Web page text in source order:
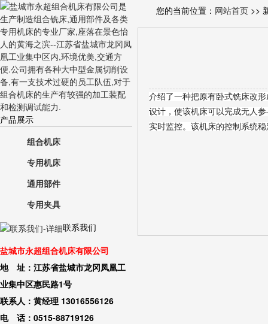
产品展示
组合机床
专用机床
通用部件
专用夹具
联系我们
盐城市永超组合机床有限公司
地 址：江苏省盐城市龙冈凤凰工
业集中区惠民路1号
联系人：黄经理 13016556126
电 话：0515-88719126
您的当前位置： 网站首页 >>
介绍了一种把原有卧式铣床改
设计，使该机床可以完成无人
实时监控。该机床的控制系统